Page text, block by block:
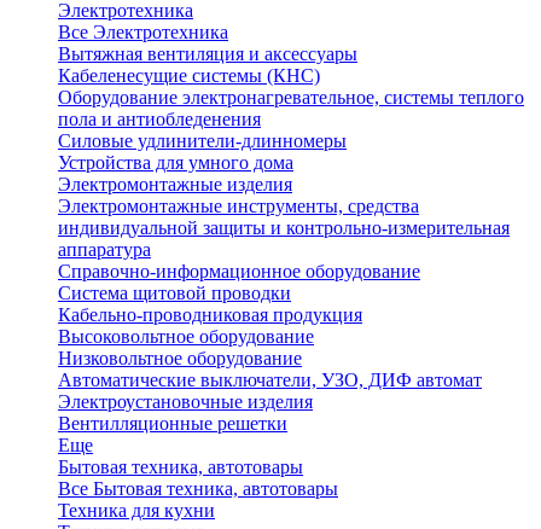
Электротехника
Все Электротехника
Вытяжная вентиляция и аксессуары
Кабеленесущие системы (КНС)
Оборудование электронагревательное, системы теплого
пола и антиобледенения
Силовые удлинители-длинномеры
Устройства для умного дома
Электромонтажные изделия
Электромонтажные инструменты, средства
индивидуальной защиты и контрольно-измерительная
аппаратура
Справочно-информационное оборудование
Система щитовой проводки
Кабельно-проводниковая продукция
Высоковольтное оборудование
Низковольтное оборудование
Автоматические выключатели, УЗО, ДИФ автомат
Электроустановочные изделия
Вентилляционные решетки
Еще
Бытовая техника, автотовары
Все Бытовая техника, автотовары
Техника для кухни